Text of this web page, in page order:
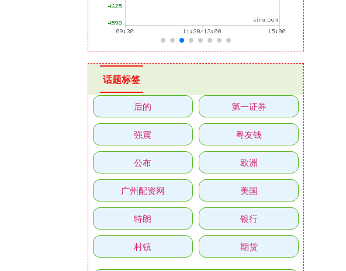
话题标签
后的 第一证券
强震 粤友钱
公布 欧洲
广州配资网 美国
特朗 银行
村镇 期货